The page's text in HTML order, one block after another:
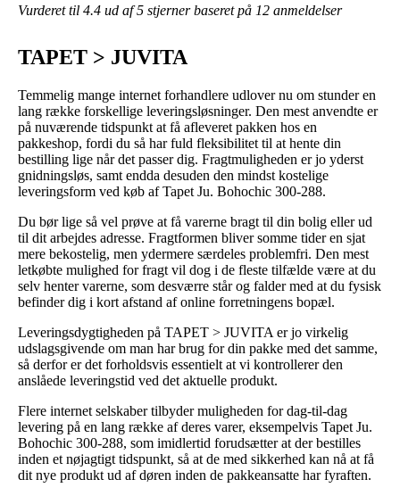
Vurderet til 4.4 ud af 5 stjerner baseret på 12 anmeldelser
TAPET > JUVITA
Temmelig mange internet forhandlere udlover nu om stunder en
lang række forskellige leveringsløsninger. Den mest anvendte er
på nuværende tidspunkt at få afleveret pakken hos en
pakkeshop, fordi du så har fuld fleksibilitet til at hente din
bestilling lige når det passer dig. Fragtmuligheden er jo yderst
gnidningsløs, samt endda desuden den mindst kostelige
leveringsform ved køb af Tapet Ju. Bohochic 300-288.
Du bør lige så vel prøve at få varerne bragt til din bolig eller ud
til dit arbejdes adresse. Fragtformen bliver somme tider en sjat
mere bekostelig, men ydermere særdeles problemfri. Den mest
letkøbte mulighed for fragt vil dog i de fleste tilfælde være at du
selv henter varerne, som desværre står og falder med at du fysisk
befinder dig i kort afstand af online forretningens bopæl.
Leveringsdygtigheden på TAPET > JUVITA er jo virkelig
udslagsgivende om man har brug for din pakke med det samme,
så derfor er det forholdsvis essentielt at vi kontrollerer den
anslåede leveringstid ved det aktuelle produkt.
Flere internet selskaber tilbyder muligheden for dag-til-dag
levering på en lang række af deres varer, eksempelvis Tapet Ju.
Bohochic 300-288, som imidlertid forudsætter at der bestilles
inden et nøjagtigt tidspunkt, så at de med sikkerhed kan nå at få
dit nye produkt ud af døren inden de pakkeansatte har fyraften.